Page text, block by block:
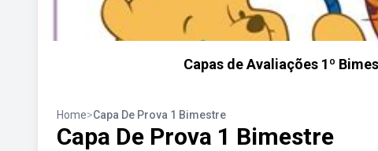
Capas de Avaliações 1º
Home>Capa De Prova 1 Bimestre
Capa De Prova 1 Bimestre